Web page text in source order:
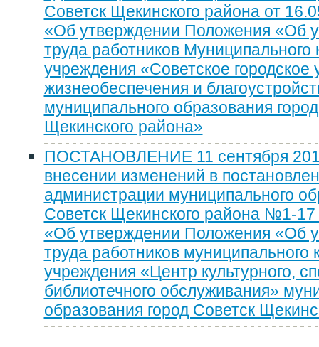
Советск Щекинского района от
«Об утверждении Положения «Об
труда работников Муниципального
учреждения «Советское городское
жизнеобеспечения и
муниципального образования
Щекинского района»
ПОСТАНОВЛЕНИЕ 11 сентября
внесении изменений в
администрации муниципального
Советск Щекинского района №1-17
«Об утверждении Положения «Об
труда работников муниципального
учреждения «Центр культурного,
библиотечного обслуживания»
образования город Советск